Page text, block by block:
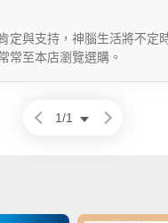
定與支持，神腦生活將不定
常至本店瀏覽選購。
1/1